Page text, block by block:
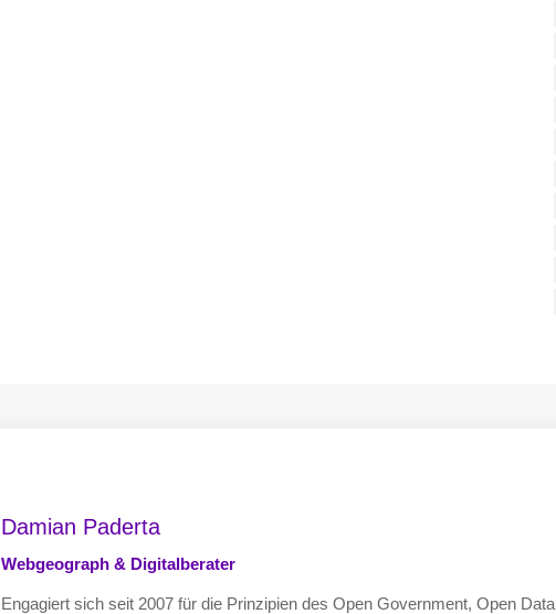
Damian Paderta
Webgeograph & Digitalberater
Engagiert sich seit 2007 für die Prinzipien des Open Government, Open